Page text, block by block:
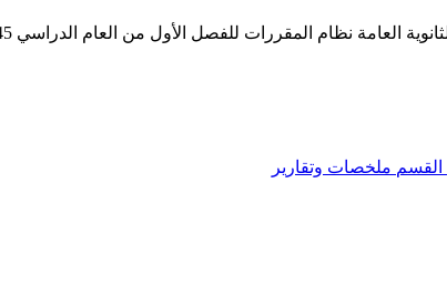
القسم ملخصات وتقارير